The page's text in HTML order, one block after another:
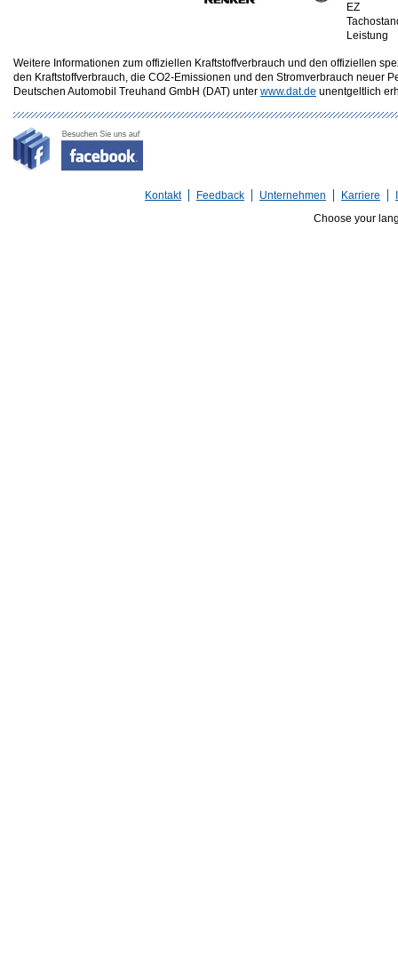
EZ
Leistung
Weitere Informationen zum offiziellen Kraftstoffverbrauch und den offiziellen
den Kraftstoffverbrauch, die CO2-Emissionen und den Stromverbrauch neuer
Deutschen Automobil Treuhand GmbH (DAT) unter www.dat.de unentgeltlich
Kontakt Feedback Unternehmen Karriere
Choose your